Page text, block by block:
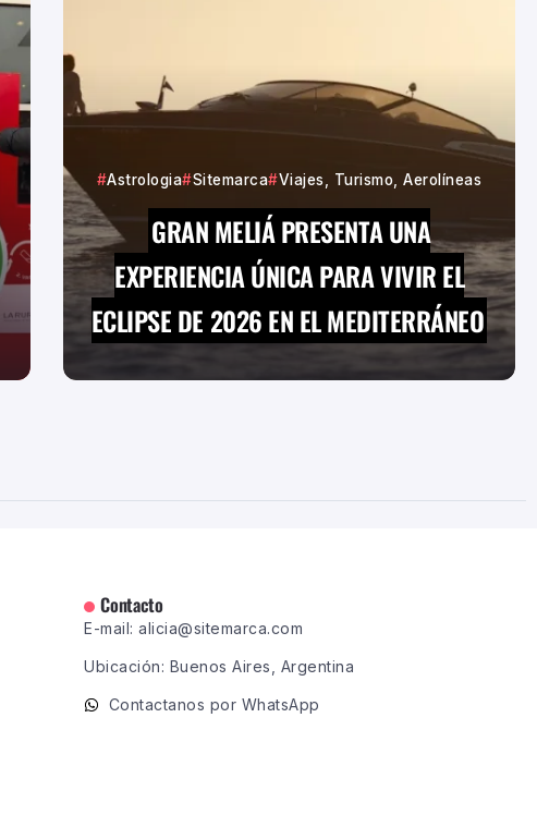
Astrologia Sitemarca Viajes, Turismo, Aerolíneas
GRAN MELIÁ PRESENTA UNA
EXPERIENCIA ÚNICA PARA VIVIR EL
ECLIPSE DE 2026 EN EL MEDITERRÁNEO
Contacto
E-mail: alicia@sitemarca.com
Ubicación: Buenos Aires, Argentina
Contactanos por WhatsApp